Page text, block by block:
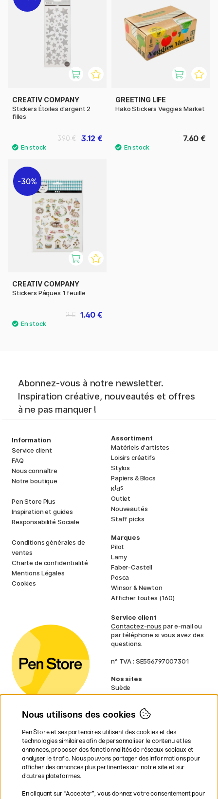
CREATIV COMPANY
Stickers Étoiles d'argent 2
filles
3.12 €
3.90 €
GREETING LIFE
Hako Stickers Veggies Market
7.60 €
30%
CREATIV COMPANY
Stickers Pâques 1 feuille
1.40 €
2 €
Abonnez-vous à notre newsletter.
Inspiration créative, nouveautés et offres
à ne pas manquer !
Information
Service client
FAQ
Nous connaître
Notre boutique
Pen Store Plus
Inspiration et guides
Responsabilité Sociale
Conditions générales de
ventes
Charte de confidentialité
Mentions Légales
Cookies
Assortiment
Matériels d'artistes
Loisirs créatifs
Stylos
Papiers & Blocs
Kids
Outlet
Nouveautés
Staff picks
Marques
Pilot
Lamy
Faber-Castell
Posca
Winsor & Newton
Afficher toutes (160)
Service client
Contactez-nous par e-mail ou
par téléphone si vous avez des
questions.
n° TVA : SE556797007301
Nos sites
Suède
Norvège
Finlande
Irlande
Pays-Bas
Royaume-Uni
UE
volumineux.
Nous utilisons des cookies
Pen Store et ses partenaires utilisent des cookies et des
technologies similaires afin de personnaliser le contenu et les
annonces, proposer des fonctionnalités de réseaux sociaux et
analyser le trafic. Nous pouvons partager des informations pour
afficher des annonces plus pertinentes sur notre site et sur
d’autres plateformes.
En cliquant sur ”Accepter”, vous donnez votre consentement pour